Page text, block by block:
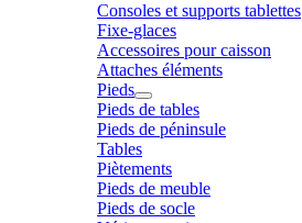
Consoles et supports tablettes
Fixe-glaces
Accessoires pour caisson
Attaches éléments
Pieds
Pieds de tables
Pieds de péninsule
Tables
Piètements
Pieds de meuble
Pieds de socle